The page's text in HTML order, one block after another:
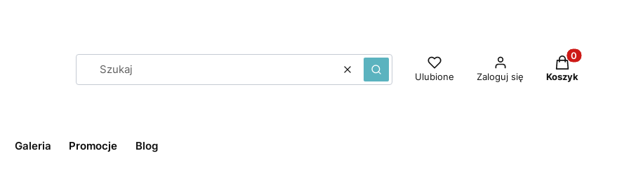
WyczyśćSzukaj Ulubione Zaloguj się
Produkty w
Koszyk
Galeria Promocje Blog